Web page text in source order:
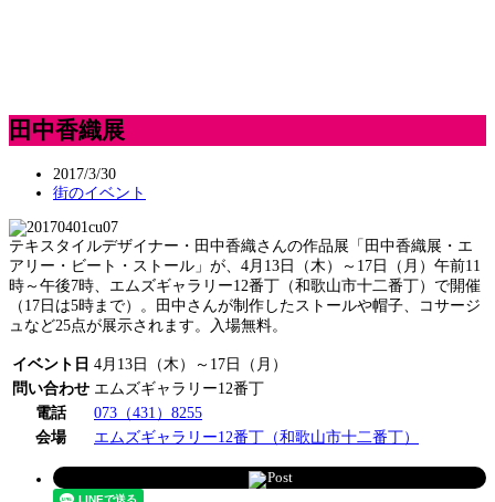
田中香織展
2017/3/30
街のイベント
テキスタイルデザイナー・田中香織さんの作品展「田中香織展・エ
アリー・ビート・ストール」が、4月13日（木）～17日（月）午前11
時～午後7時、エムズギャラリー12番丁（和歌山市十二番丁）で開催
（17日は5時まで）。田中さんが制作したストールや帽子、コサージ
ュなど25点が展示されます。入場無料。
イベント日 4月13日（木）～17日（月）
問い合わせ エムズギャラリー12番丁
電話
073（431）8255
会場
エムズギャラリー12番丁（和歌山市十二番丁）
Post